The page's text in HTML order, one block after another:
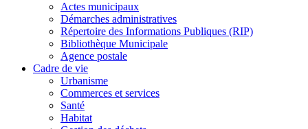
Actes municipaux
Démarches administratives
Répertoire des Informations Publiques (RIP)
Bibliothèque Municipale
Agence postale
Cadre de vie
Urbanisme
Commerces et services
Santé
Habitat